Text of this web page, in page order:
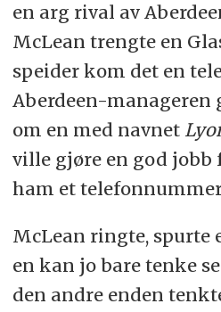
en arg rival av
McLean trengte en
speider kom det en
Aberdeen-manageren
om en med navnet
ville gjøre en god jobb
ham et
McLean ringte, spurte
en kan jo bare tenke
den andre enden